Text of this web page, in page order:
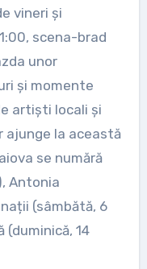
vineri și
scena-brad
unor
și momente
artiști locali și
ajunge la această
se numără
Antonia
(sâmbătă, 6
(duminică, 14